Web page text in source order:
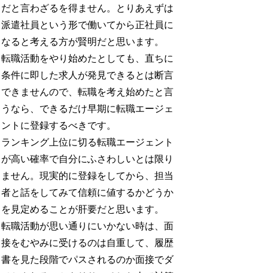
だと言わざるを得ません。とりあえずは
派遣社員という形で働いてから正社員に
なると考える方が賢明だと思います。
転職活動をやり始めたとしても、直ちに
条件に即した求人が発見できるとは断言
できませんので、転職を考え始めたと言
うなら、できるだけ早期に転職エージェ
ントに登録するべきです。
ランキング上位に切る転職エージェント
が高い確率で自分にふさわしいとは限り
ません。現実的に登録をしてから、担当
者と話をしてみて信頼に値するかどうか
を見定めることが肝要だと思います。
転職活動が思い通りにいかない時は、面
接をむやみに受けるのは自重して、履歴
書を見た段階でパスされるのか面接でダ